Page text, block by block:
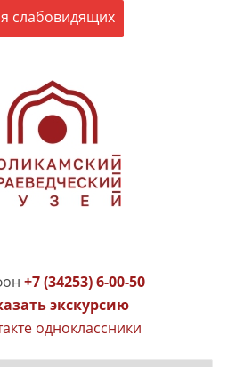
слабовидящих
+7 (34253) 6-00-50
экскурсию
одноклассники